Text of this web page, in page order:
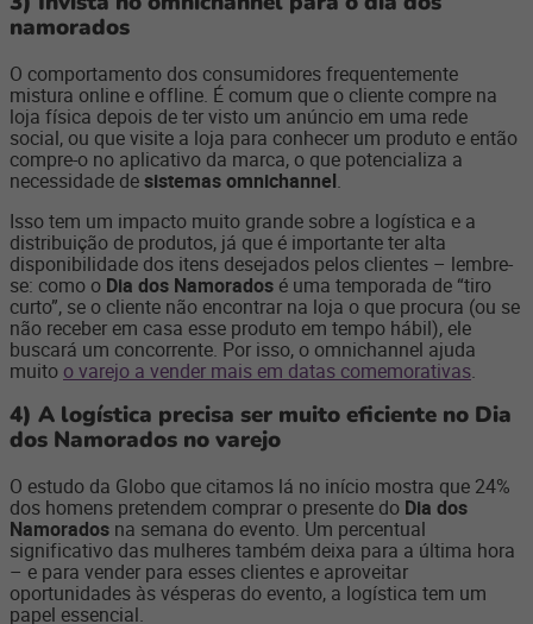
namorados
O comportamento dos consumidores frequentemente
mistura online e offline. É comum que o cliente compre na
loja física depois de ter visto um anúncio em uma rede
social, ou que visite a loja para conhecer um produto e então
compre-o no aplicativo da marca, o que potencializa a
necessidade desistemas omnichannel.
Isso tem um impacto muito grande sobre a logística e a
distribuição de produtos, já que é importante ter alta
disponibilidade dos itens desejados pelos clientes – lembre-
se: como o Dia dos Namorados é uma temporada de “tiro
curto”, se o cliente não encontrar na loja o que procura (ou se
não receber em casa esse produto em tempo hábil), ele
buscará um concorrente. Por isso, o omnichannel ajuda
muito o varejo a vender mais em datas comemorativas.
4) A logística precisa ser muito eficiente no Dia
dos Namorados no varejo
O estudo da Globo que citamos lá no início mostra que 24%
dos homens pretendem comprar o presente do Dia dos
Namorados na semana do evento. Um percentual
significativo das mulheres também deixa para a última hora
– e para vender para esses clientes e aproveitar
oportunidades às vésperas do evento, a logística tem um
papel essencial.